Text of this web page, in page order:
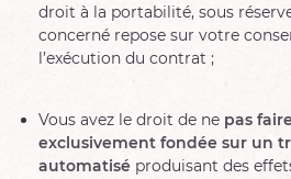
droit à la portabilité, sous
concerné repose sur votre
l’exécution du contrat ;
Vous avez le droit de ne pas
exclusivement fondée sur un
automatisé produisant des